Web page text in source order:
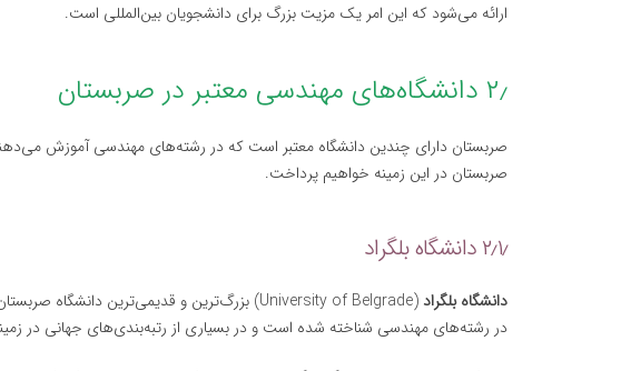
ارائه می‌شود که این امر یک مزیت بزرگ برای دانشجویان بین‌المللی است.
۲٫ دانشگاه‌های مهندسی معتبر در صربستان
صربستان دارای چندین دانشگاه معتبر است که در رشته‌های مهندسی آموزش
صربستان در این زمینه خواهیم پرداخت.
۲٫۱٫ دانشگاه بلگراد
دانشگاه بلگراد
در رشته‌های مهندسی شناخته شده است و در بسیاری از رتبه‌بندی‌های جهانی در